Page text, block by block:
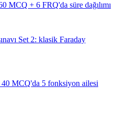
MCQ + 6 FRQ'da süre dağılımı
Set 2: klasik Faraday
MCQ'da 5 fonksiyon ailesi